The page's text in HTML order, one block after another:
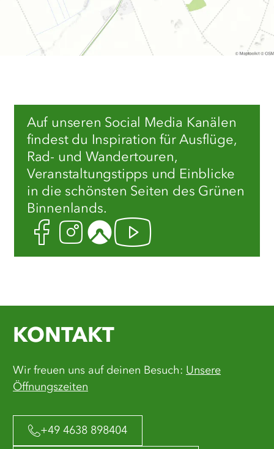
Auf unseren Social Media Kanälen
findest du Inspiration für Ausflüge,
Rad- und Wandertouren,
Veranstaltungstipps und Einblicke
in die schönsten Seiten des Grünen
Binnenlands.
FacebookInstagram
KomootYoutube
KONTAKT
Wir freuen uns auf deinen Besuch: Unsere
Öffnungszeiten
+49 4638 898404